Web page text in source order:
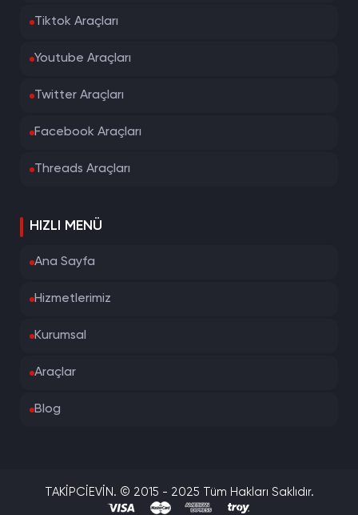
Tiktok Araçları
Youtube Araçları
Twitter Araçları
Facebook Araçları
Threads Araçları
HIZLI MENÜ
Ana Sayfa
Hizmetlerimiz
Kurumsal
Araçlar
Blog
TAKİPCİEVİN. © 2015 - 2025 Tüm Hakları Saklıdır.